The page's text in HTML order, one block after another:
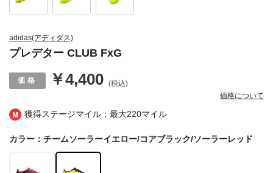
獲得ステージマイル：最大220マイル
adidas(アディダス)
プレデター CLUB FxG
￥4,400 (税込)
価格について
カラー：チームソーラーイエロー/コアブラック/ソーラーレッド